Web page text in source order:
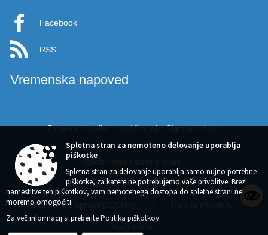
Facebook
RSS
Vremenska napoved
Zasnova, izvedba in vzdrževanje: Sigmateh d.o.o.
Center za varstvo osebnih podatkov |
Izjava o dostopnosti (ZDSMA) |
Spletna stran za nemoteno delovanje uporablja
piškotke
Spletna stran za delovanje uporablja samo nujno potrebne
piškotke, za katere ne potrebujemo vaše privolitve. Brez
namestitve teh piškotkov, vam nemotenega dostopa do spletne strani ne
moremo omogočiti.
Za več informacij si preberitePolitika piškotkov.